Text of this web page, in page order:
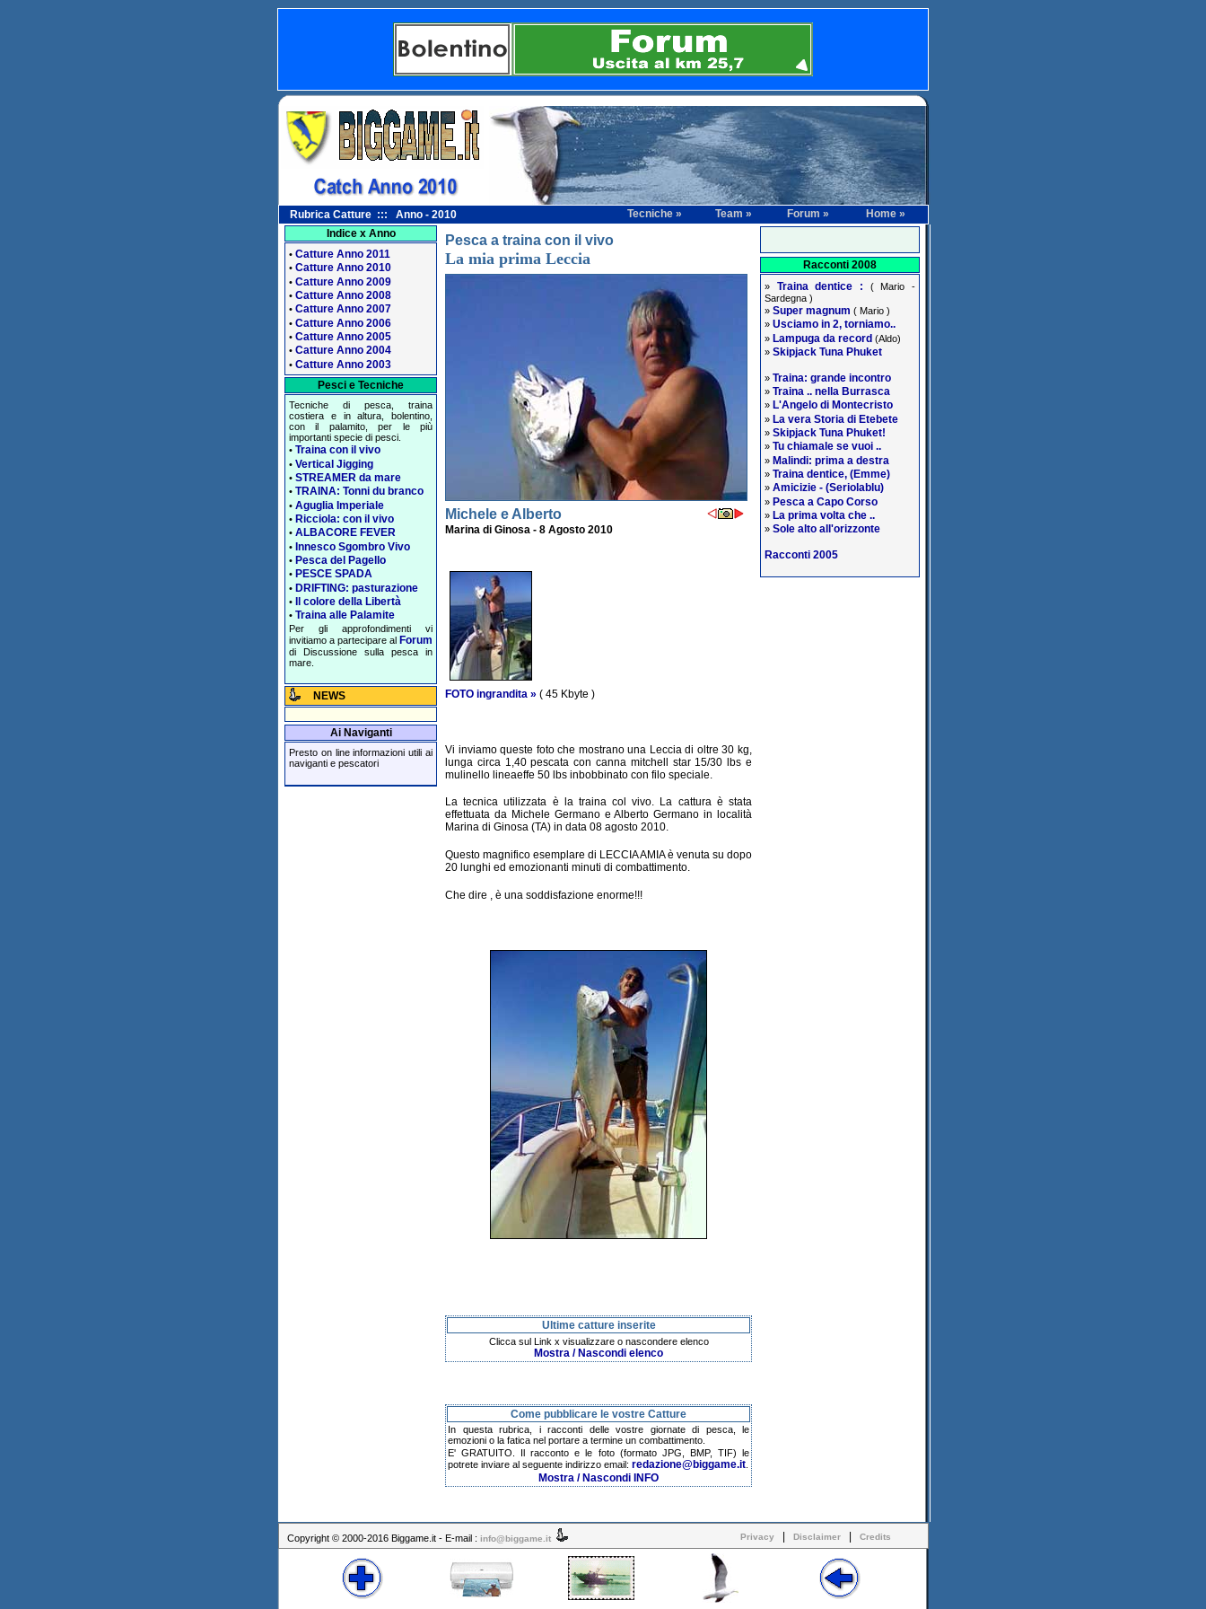
Rubrica Catture ::: Anno - 2010 Tecniche » Team » Forum »
Home »
Indice x Anno
• Catture Anno 2011
• Catture Anno 2010
• Catture Anno 2009
• Catture Anno 2008
• Catture Anno 2007
• Catture Anno 2006
• Catture Anno 2005
• Catture Anno 2004
• Catture Anno 2003
Pesci e Tecniche
Tecniche di pesca, traina
costiera e in altura, bolentino,
con il palamito, per le più
importanti specie di pesci.
• Traina con il vivo
• Vertical Jigging
• STREAMER da mare
• TRAINA: Tonni du branco
• Aguglia Imperiale
• Ricciola: con il vivo
• ALBACORE FEVER
• Innesco Sgombro Vivo
• Pesca del Pagello
• PESCE SPADA
• DRIFTING: pasturazione
• Il colore della Libertà
• Traina alle Palamite
Per gli approfondimenti vi
invitiamo a partecipare al Forum
di Discussione sulla pesca in
mare.
NEWS
Ai Naviganti
Presto on line informazioni utili ai
naviganti e pescatori
Pesca a traina con il vivo
La mia prima Leccia
Michele e Alberto
Marina di Ginosa - 8 Agosto 2010
FOTO ingrandita » ( 45 Kbyte )
Vi inviamo queste foto che mostrano una Leccia di oltre 30 kg,
lunga circa 1,40 pescata con canna mitchell star 15/30 lbs e
mulinello lineaeffe 50 lbs inbobbinato con filo speciale.
La tecnica utilizzata è la traina col vivo. La cattura è stata
effettuata da Michele Germano e Alberto Germano in località
Marina di Ginosa (TA) in data 08 agosto 2010.
Questo magnifico esemplare di LECCIA AMIA è venuta su dopo
20 lunghi ed emozionanti minuti di combattimento.
Che dire , è una soddisfazione enorme!!!
Ultime catture inserite
Clicca sul Link x visualizzare o nascondere elenco
Mostra / Nascondi elenco
Come pubblicare le vostre Catture
In questa rubrica, i racconti delle vostre giornate di pesca, le
emozioni o la fatica nel portare a termine un combattimento.
E' GRATUITO. Il racconto e le foto (formato JPG, BMP, TIF) le
potrete inviare al seguente indirizzo email: redazione@biggame.it
Mostra / Nascondi INFO
Racconti 2008
» Traina dentice :
( Mario -
Sardegna )
» Super magnum ( Mario )
» Usciamo in 2, torniamo..
» Lampuga da record (Aldo)
» Skipjack Tuna Phuket
» Traina: grande incontro
» Traina .. nella Burrasca
» L'Angelo di Montecristo
» La vera Storia di Etebete
» Skipjack Tuna Phuket!
» Tu chiamale se vuoi ..
» Malindi: prima a destra
» Traina dentice, (Emme)
» Amicizie - (Seriolablu)
» Pesca a Capo Corso
» La prima volta che ..
» Sole alto all'orizzonte
Racconti 2005
Copyright © 2000-2016 Biggame.it - E-mail : info@biggame.it Privacy Disclaimer Credits